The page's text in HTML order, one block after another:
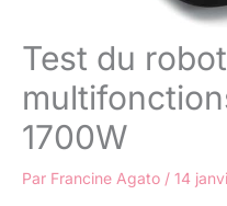
Test du
1700W
Par Francine Agato / 14